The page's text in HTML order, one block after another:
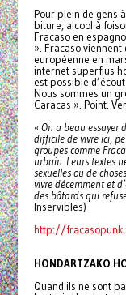
Pour plein de gens
biture, alcool à
Fracaso en
». Fracaso
européenne en
internet superflus
est possible
Nous sommes un
Caracas ». Point.
« On a beau essayer
difficile de vivre ici,
groupes comme
urbain. Leurs textes
sexuelles ou de
vivre décemment et
des bâtards qui
Inservibles)
http://
HONDARTZAKO
Quand ils ne sont